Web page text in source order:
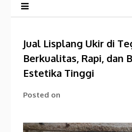
Jual Lisplang Ukir di
Berkualitas, Rapi, dan
Estetika Tinggi
Posted on